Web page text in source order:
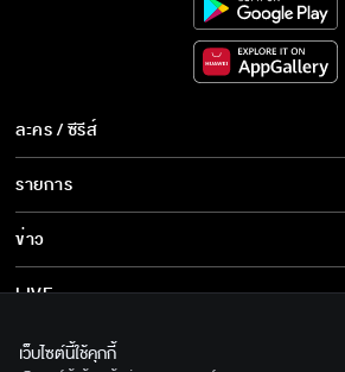
ละคร / ซีรีส์
ละคร/ซีรีส์
ซีรีส์นานาชาติ
การ์ตูน & เกม
รายการ
รายการทั้งหมด
ข่าว
ข่าวทั้งหมด
LIVE
เกี่ยวกับเรา
เว็บไซต์นี้ใช้คุกกี้